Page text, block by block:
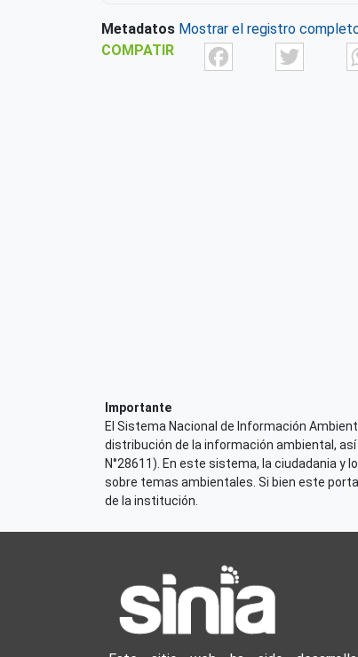
Metadatos Mostrar el registro
COMPATIR
Importante
El Sistema Nacional de Información
distribución de la información ambiental,
N°28611). En este sistema, la ciudadania
sobre temas ambientales. Si bien este
de la institución.